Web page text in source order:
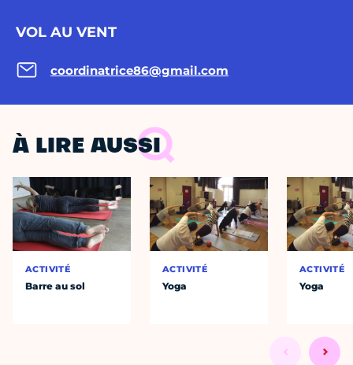
VOL AU VENT
coordinatrice86@gmail.com
À LIRE AUSSI
ACTIVITÉ
Barre au sol
ACTIVITÉ
Yoga
ACTIVITÉ
Yoga